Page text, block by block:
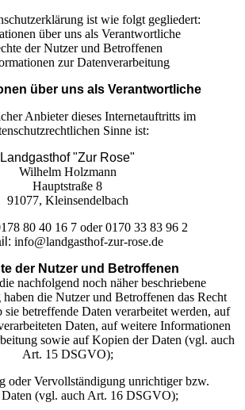
ist wie folgt gegliedert:
über uns als Verantwortliche
der Nutzer und Betroffenen
zur Datenverarbeitung
über uns als Verantwortliche
Anbieter dieses Internetauftritts im
Sinne ist:
Landgasthof "Zur Rose"
Wilhelm Holzmann
Hauptstraße 8
91077, Kleinsendelbach
80 40 16 7 oder 0170 33 83 96 2
info@landgasthof-zur-rose.de
der Nutzer und Betroffenen
nachfolgend noch näher beschriebene
die Nutzer und Betroffenen das Recht
sie betreffende Daten verarbeitet werden, auf
Daten, auf weitere Informationen
sowie auf Kopien der Daten (vgl. auch
Art. 15 DSGVO);
oder Vervollständigung unrichtiger bzw.
(vgl. auch Art. 16 DSGVO);